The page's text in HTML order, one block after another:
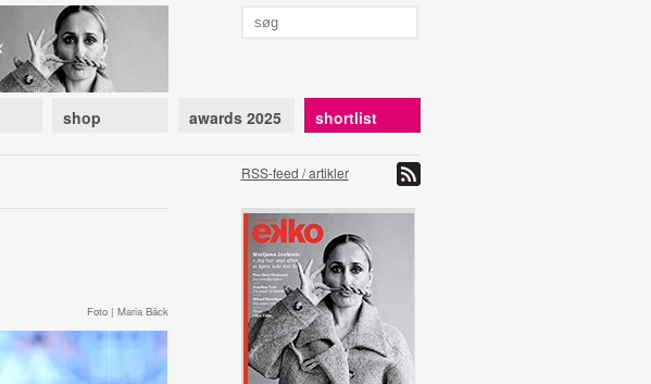
shop awards 2025 shortlist
RSS-feed / artikler
Foto | Maria Bäck